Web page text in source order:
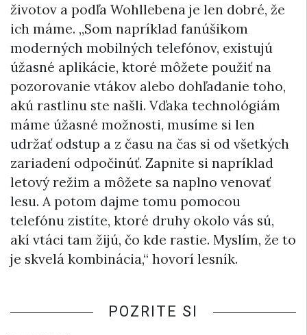
životov a podľa Wohllebena je len dobré, že
ich máme. „Som napríklad fanúšikom
moderných mobilných telefónov, existujú
úžasné aplikácie, ktoré môžete použiť na
pozorovanie vtákov alebo dohľadanie toho,
akú rastlinu ste našli. Vďaka technológiám
máme úžasné možnosti, musíme si len
udržať odstup a z času na čas si od všetkých
zariadení odpočinúť. Zapnite si napríklad
letový režim a môžete sa naplno venovať
lesu. A potom dajme tomu pomocou
telefónu zistíte, ktoré druhy okolo vás sú,
akí vtáci tam žijú, čo kde rastie. Myslím, že to
je skvelá kombinácia,“ hovorí lesník.
POZRITE SI